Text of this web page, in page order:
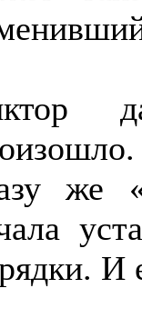
же
И